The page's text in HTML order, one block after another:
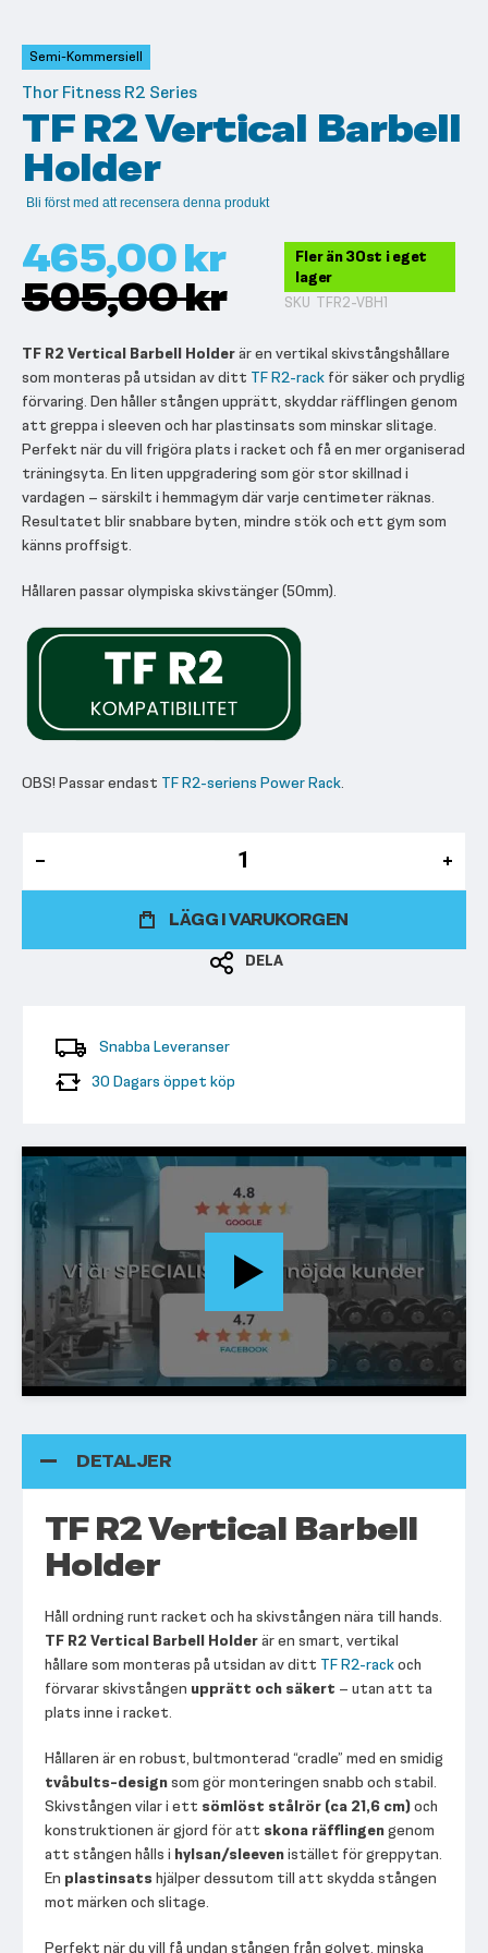
av
bildgalleriet
Semi-Kommersiell
Thor Fitness R2 Series
TF R2 Vertical Barbell
Holder
Bli först med att recensera denna produkt
465,00 kr
505,00 kr
Fler än 30st i eget
lager
SKU TFR2-VBH1
TF R2 Vertical Barbell Holderär en vertikal skivstångshållare
som monteras på utsidan av ditt TF R2-rack för säker och prydlig
förvaring. Den håller stången upprätt, skyddar räfflingen genom
att greppa i sleeven och har plastinsats som minskar slitage.
Perfekt när du vill frigöra plats i racket och få en mer organiserad
träningsyta. En liten uppgradering som gör stor skillnad i
vardagen – särskilt i hemmagym där varje centimeter räknas.
Resultatet blir snabbare byten, mindre stök och ett gym som
känns proffsigt.
Hållaren passar olympiska skivstänger (50mm).
OBS! Passar endast TF R2-seriens Power Rack.
LÄGG I VARUKORGEN
DELA
Snabba Leveranser
30 Dagars öppet köp
DETALJER
TF R2 Vertical Barbell
Holder
Håll ordning runt racket och ha skivstången nära till hands.
TF R2 Vertical Barbell Holderär en smart, vertikal
hållare som monteras på utsidan av ditt TF R2-rackoch
förvarar skivstången upprätt och säkert – utan att ta
plats inne i racket.
Hållaren är en robust, bultmonterad “cradle” med en smidig
tvåbults-designsom gör monteringen snabb och stabil.
Skivstången vilar i ett sömlöst stålrör (ca 21,6 cm)och
konstruktionen är gjord för att skona räfflingengenom
att stången hålls i hylsan/sleevenistället för greppytan.
En plastinsats hjälper dessutom till att skydda stången
mot märken och slitage.
Perfekt när du vill få undan stången från golvet, minska